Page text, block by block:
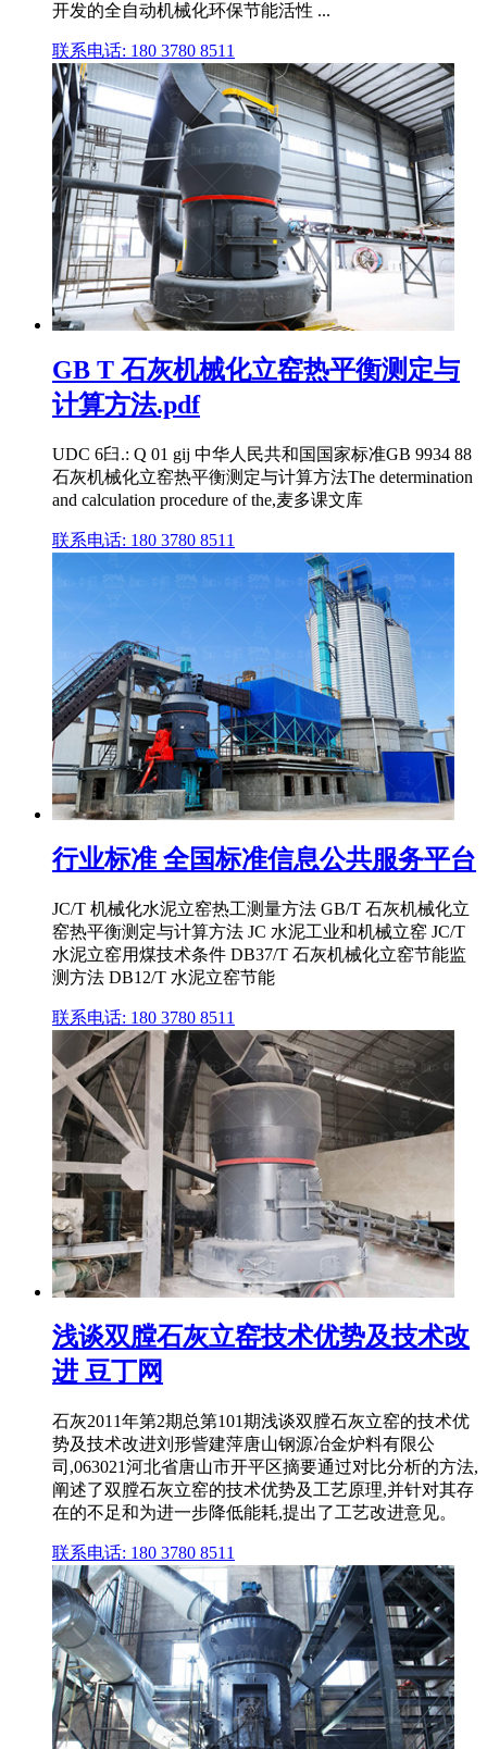
开发的全自动机械化环保节能活性 ...
联系电话: 180 3780 8511
GB T 石灰机械化立窑热平衡测定与
计算方法.pdf
UDC 6臼.: Q 01 gij 中华人民共和国国家标准GB 9934 88
石灰机械化立窑热平衡测定与计算方法The determination
and calculation procedure of the,麦多课文库
联系电话: 180 3780 8511
行业标准 全国标准信息公共服务平台
JC/T 机械化水泥立窑热工测量方法 GB/T 石灰机械化立
窑热平衡测定与计算方法 JC 水泥工业和机械立窑 JC/T
水泥立窑用煤技术条件 DB37/T 石灰机械化立窑节能监
测方法 DB12/T 水泥立窑节能
联系电话: 180 3780 8511
浅谈双膛石灰立窑技术优势及技术改
进 豆丁网
石灰2011年第2期总第101期浅谈双膛石灰立窑的技术优
势及技术改进刘形訾建萍唐山钢源冶金炉料有限公
司,063021河北省唐山市开平区摘要通过对比分析的方法,
阐述了双膛石灰立窑的技术优势及工艺原理,并针对其存
在的不足和为进一步降低能耗,提出了工艺改进意见。
联系电话: 180 3780 8511